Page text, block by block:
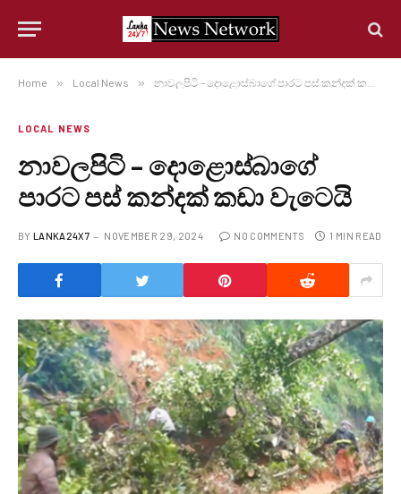
Home » Local News » නාවලපිටි – දොළොස්බාගේ පාරට පස් කන්දක් කඩා වැටෙයි
LOCAL NEWS
නාවලපිටි – දොළොස්බාගේ
පාරට පස් කන්දක් කඩා වැටෙයි
BY LANKA24X7 NOVEMBER 29, 2024 NO COMMENTS 1 MIN READ